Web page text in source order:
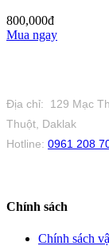
800,000đ
Mua ngay
Địa chỉ: 129 Mạc
Thuột, Daklak
Hotline: 0961 208
Chính sách
Chính sách